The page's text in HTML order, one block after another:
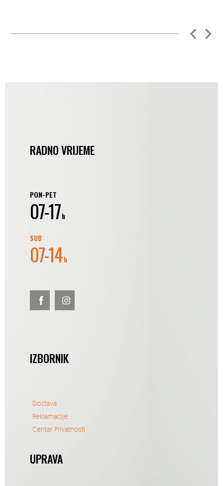
RADNO VRIJEME
PON-PET
07-17h
SUB
07-14h
IZBORNIK
Dostava
Reklamacije
Centar Privatnosti
UPRAVA